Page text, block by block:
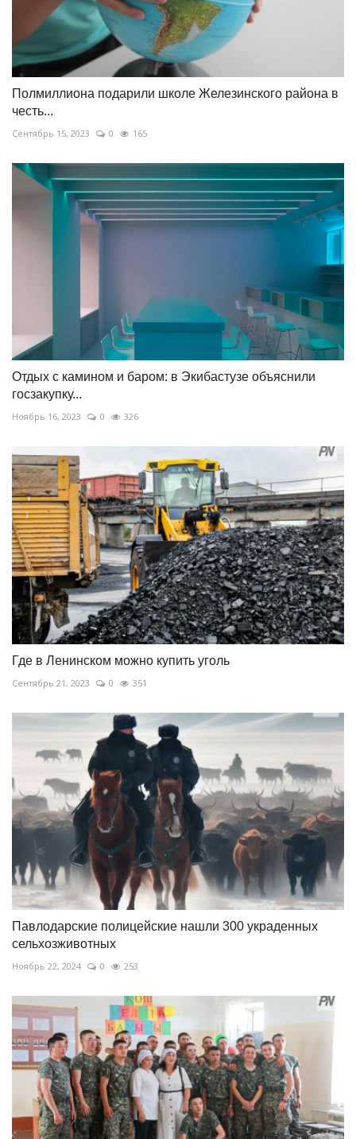
Полмиллиона подарили школе Железинского района в
честь...
Сентябрь 15, 2023 0 165
Отдых с камином и баром: в Экибастузе объяснили
госзакупку...
Ноябрь 16, 2023 0 326
Где в Ленинском можно купить уголь
Сентябрь 21, 2023 0 351
Павлодарские полицейские нашли 300 украденных
сельхозживотных
Ноябрь 22, 2024 0 253